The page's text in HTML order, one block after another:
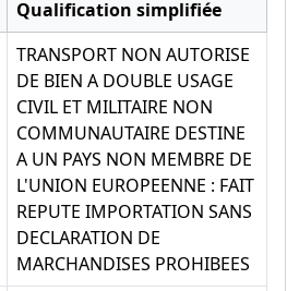
Qualification simplifiée
TRANSPORT NON AUTORISE
DE BIEN A DOUBLE USAGE
CIVIL ET MILITAIRE NON
COMMUNAUTAIRE DESTINE
A UN PAYS NON MEMBRE DE
L'UNION EUROPEENNE : FAIT
REPUTE IMPORTATION SANS
DECLARATION DE
MARCHANDISES PROHIBEES